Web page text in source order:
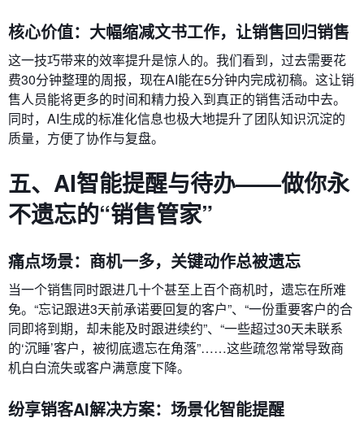
核心价值：大幅缩减文书工作，让销售回归销售
这一技巧带来的效率提升是惊人的。我们看到，过去需要花
费30分钟整理的周报，现在AI能在5分钟内完成初稿。这让销
售人员能将更多的时间和精力投入到真正的销售活动中去。
同时，AI生成的标准化信息也极大地提升了团队知识沉淀的
质量，方便了协作与复盘。
五、AI智能提醒与待办——做你永
不遗忘的“销售管家”
痛点场景：商机一多，关键动作总被遗忘
当一个销售同时跟进几十个甚至上百个商机时，遗忘在所难
免。“忘记跟进3天前承诺要回复的客户”、“一份重要客户的合
同即将到期，却未能及时跟进续约”、“一些超过30天未联系
的‘沉睡’客户，被彻底遗忘在角落”……这些疏忽常常导致商
机白白流失或客户满意度下降。
纷享销客AI解决方案：场景化智能提醒